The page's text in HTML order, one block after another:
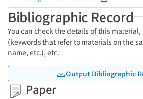
Bibliographic Record
You can check the details of this
(keywords that refer to materials on the
name, etc.), etc.
Output Bibliographic
Paper